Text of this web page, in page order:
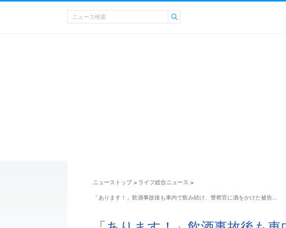
ニューストップ > ライフ総合ニュース >
「あります！」飲酒事故後も車内で飲み続け、警察官に酒をかけた被告…